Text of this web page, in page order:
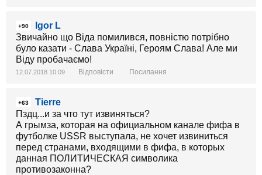
+90
Igor L
Звичайно що Віда помилився, повністю потрібно
було казати - Слава Україні, Героям Слава! Але ми
Віду пробачаємо!
12.07.2018 10:09 Відповісти Посилання
+63
Tierre
Пздц...и за что тут извиняться?
А грымза, которая на официальном канале фифа в
футболке USSR выступала, не хочет извиниться
перед странами, входящими в фифа, в которых
данная ПОЛИТИЧЕСКАЯ символика
противозаконна?